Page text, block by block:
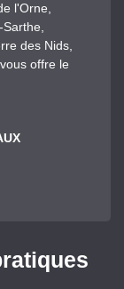
l'Orne,
Sarthe,
des Nids,
offre le